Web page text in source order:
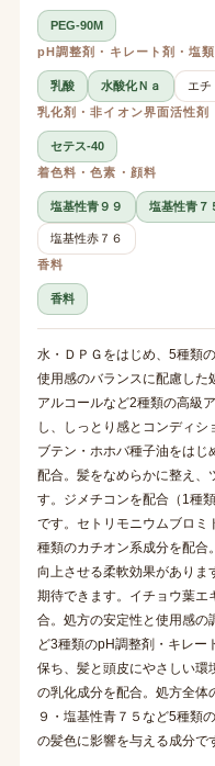
PEG-90M
pH調整剤・キレート剤・塩類
乳酸 水酸化Ｎａ
エチ
乳化剤・非イオン界面活性剤
セテス-40
着色料・色素・顔料
塩基性青９９ 塩基性青７
塩基性赤７６
香料
香料
水・ＤＰＧをはじめ、5種類
使用感のバランスに配慮した
アルコールなど2種類の高級
し、しっとり感とコンディ
ブテン・ホホバ種子油をはじ
配合。髪をなめらかに整え、
す。ジメチコンを配合（1種
です。セトリモニウムブロミ
種類のカチオン系成分を配合
向上させる柔軟効果がありま
期待できます。イチョウ葉エ
合。処方の安定性と使用感の
ど3種類のpH調整剤・キレー
保ち、髪と頭皮にやさしい
の乳化成分を配合。処方全体
９・塩基性青７５など5種類
の髪色に影響を与える成分で